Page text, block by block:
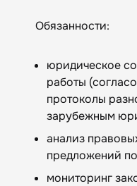
Обязанности:
юридическое
работы
протоколы
зарубежным
анализ
предложений
мониторинг